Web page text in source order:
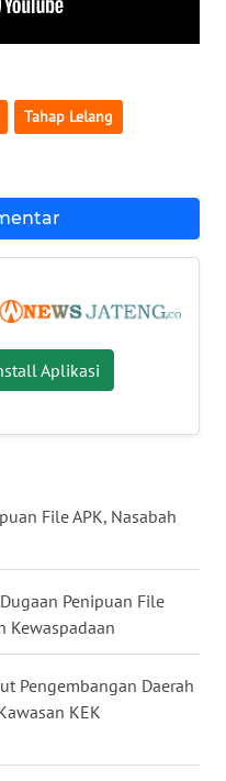
Tahap Lelang
Aplikasi
File APK, Nasabah
Penipuan File
Kewaspadaan
Pengembangan Daerah
KEK